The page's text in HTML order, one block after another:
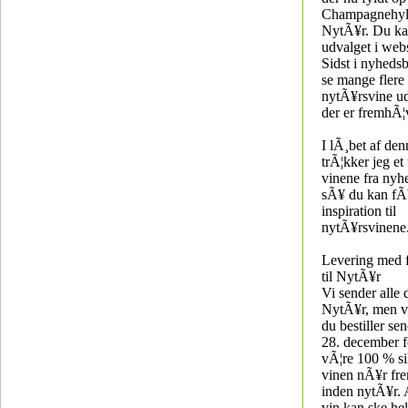
NytÃ¥r. Du
udvalget i
Sidst i
se mange
nytÃ¥rsvine
der er
I lÃ¸bet af
trÃ¦kker jeg
vinene fra
sÃ¥ du kan
inspiration til
Levering med
til NytÃ¥r
Vi sender alle
NytÃ¥r, men
du bestiller
28. december
vÃ¦re 100 %
vinen nÃ¥r
inden nytÃ¥r.